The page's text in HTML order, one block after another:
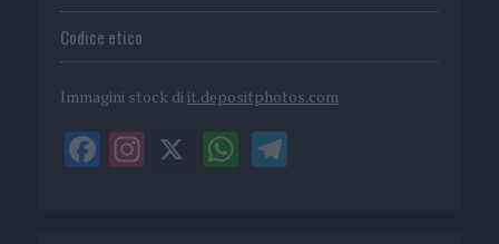
Codice etico
Immagini stock di it.depositphotos.com